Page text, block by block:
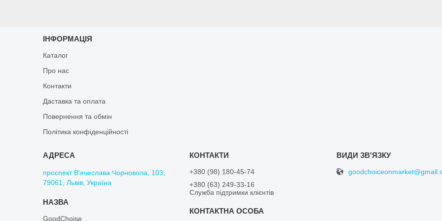
ІНФОРМАЦІЯ
Каталог
Про нас
Контакти
Даставка та оплата
Повернення та обмін
Політика конфіденційності
проспект В'ячеслава Чорновола, 103,
79061, Львів, Україна
GoodChoise
+380 (98) 180-45-74
+380 (63) 249-33-16
Служба підтримки клієнтів